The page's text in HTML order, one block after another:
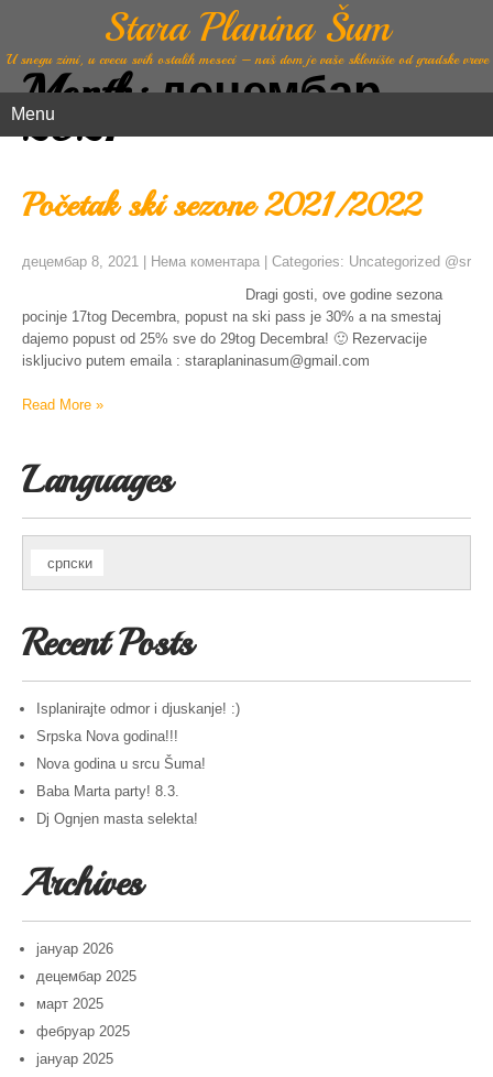
Stara Planina Šum
U snegu zimi, u cvecu svih ostalih meseci – naš dom je vaše sklonište od gradske vreve
Menu
Month:децембар
2021
Početak ski sezone 2021/2022
децембар 8, 2021 Нема коментара | Categories: Uncategorized @sr
Dragi gosti, ove godine sezona
pocinje 17tog Decembra, popust na ski pass je 30% a na smestaj
dajemo popust od 25% sve do 29tog Decembra! 🙂 Rezervacije
iskljucivo putem emaila : staraplaninasum@gmail.com
Read More »
Languages
српски
Recent Posts
Isplanirajte odmor i djuskanje! :)
Srpska Nova godina!!!
Nova godina u srcu Šuma!
Baba Marta party! 8.3.
Dj Ognjen masta selekta!
Archives
јануар 2026
децембар 2025
март 2025
фебруар 2025
јануар 2025